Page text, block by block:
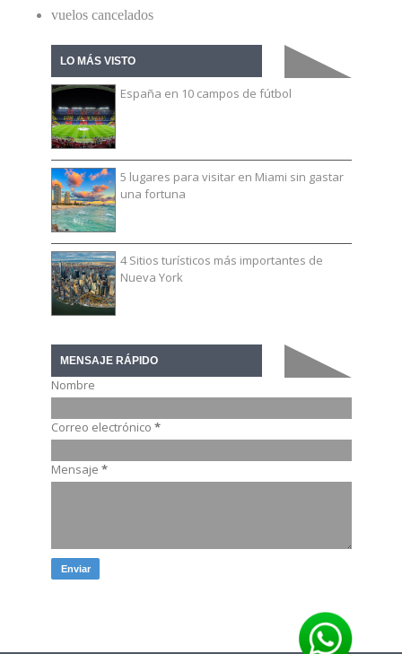
vuelos cancelados
LO MÁS VISTO
España en 10 campos de fútbol
5 lugares para visitar en Miami sin gastar
una fortuna
4 Sitios turísticos más importantes de
Nueva York
MENSAJE RÁPIDO
Nombre
Correo electrónico *
Mensaje *